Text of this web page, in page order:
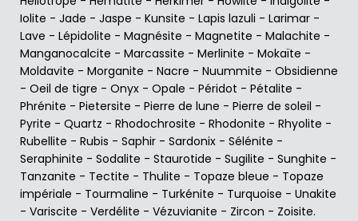
Iolite - Jade - Jaspe - Kunsite - Lapis lazuli - Larimar -
Lave - Lépidolite - Magnésite - Magnetite - Malachite -
Manganocalcite - Marcassite - Merlinite - Mokaïte -
Moldavite - Morganite - Nacre - Nuummite - Obsidienne
- Oeil de tigre - Onyx - Opale - Péridot - Pétalite -
Phrénite - Pietersite - Pierre de lune - Pierre de soleil -
Pyrite - Quartz - Rhodochrosite - Rhodonite - Rhyolite -
Rubellite - Rubis - Saphir - Sardonix - Sélénite -
Seraphinite - Sodalite - Staurotide - Sugilite - Sunghite -
Tanzanite - Tectite - Thulite - Topaze bleue - Topaze
impériale - Tourmaline - Turkénite - Turquoise - Unakite
- Variscite - Verdélite - Vézuvianite - Zircon - Zoisite.